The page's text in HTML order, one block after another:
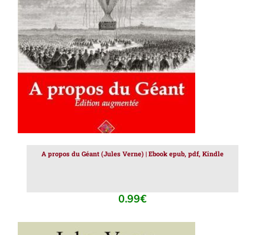
AJOUTER AU PANIER / DÉTAILS
A propos du Géant (Jules Verne) | Ebook epub, pdf, Kindle
0.99€